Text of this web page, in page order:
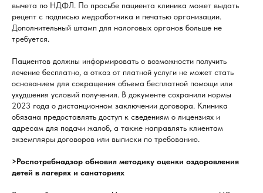
вычета по НДФЛ. По просьбе пациента клиника может выдать
рецепт с подписью медработника и печатью организации.
Дополнительный штамп для налоговых органов больше не
требуется.
Пациентов должны информировать о возможности получить
лечение бесплатно, а отказ от платной услуги не может стать
основанием для сокращения объема бесплатной помощи или
ухудшения условий получения. В документе сохранили нормы
2023 года о дистанционном заключении договора. Клиника
обязана предоставлять доступ к сведениям о лицензиях и
адресам для подачи жалоб, а также направлять клиентам
экземпляры договоров или выписки по требованию.
>Роспотребнадзор обновил методику оценки оздоровления
детей в лагерях и санаториях